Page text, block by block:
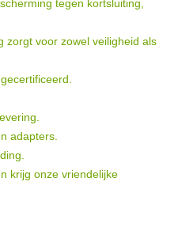
tegen kortsluiting,
zorgt voor zowel veiligheid als
adapters.
krijg onze vriendelijke